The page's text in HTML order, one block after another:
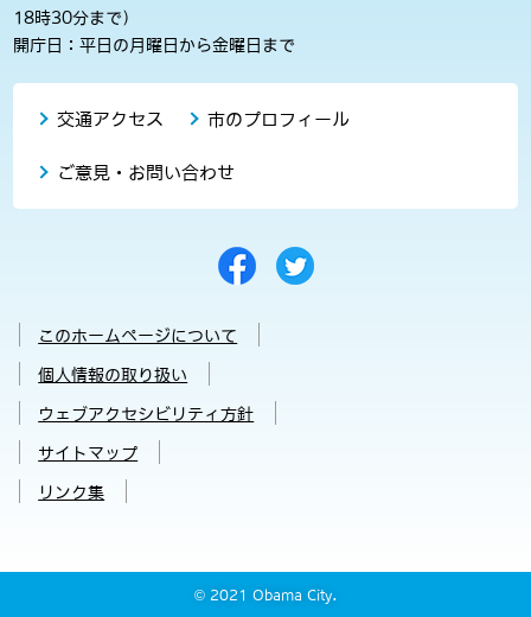
18時30分まで）
開庁日：平日の月曜日から金曜日まで
交通アクセス 市のプロフィール
ご意見・お問い合わせ
このホームページについて
個人情報の取り扱い
ウェブアクセシビリティ方針
サイトマップ
リンク集
© 2021 Obama City.